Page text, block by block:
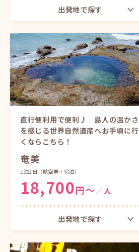
出発地で探す
東京（成田）発
大阪（関西）発
ツアーをもっと見る
直行便利用で便利♪ 島人の温かさ
を感じる世界自然遺産へお手頃に行
くならこちら！
奄美
1泊2日 （航空券＋宿泊）
18,700円〜／人
出発地で探す
東京（成田）発